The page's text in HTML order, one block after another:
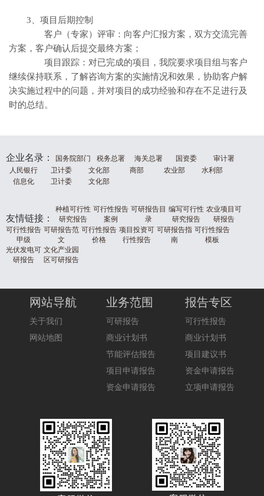
3、项目后期控制
客户（专家）评审：向客户汇报方案，双方交流完善
方案，客户确认后提交最终方案；
项目跟踪：对已完成的项目，我院要求项目组与客户
继续保持联系，了解咨询方案的实施情况和效果，协助客户解
决实施过程中的问题，并对项目的成功经验和存在不足进行及
时的总结。
企业名录： 国务院部门 税务总署 海关总署 国资委
审计署
人民银行
卫计委 文化部 商部 农业部
水利部
信息化
卫计委 文化部
友情链接：
种植可行性
研究报告
可行性报告
案例
可研报告目
录
编写可行性
研究报告
农业项目可
研报告
可行性报告
甲级
可研报告范
文
可行性报告
价格
项目投资可
行性报告
可研报告指
南
可行性报告
模板
光伏发电可
研报告
文化产业园
区可研报告
网站导航
关于我们
网站地图
业务范围
可研报告
商业计划书
节能评估报告
项目申请报告
资金申请报告
报告专区
可行性报告
商业计划书
项目建议书
资金申请报告
立项申请报告